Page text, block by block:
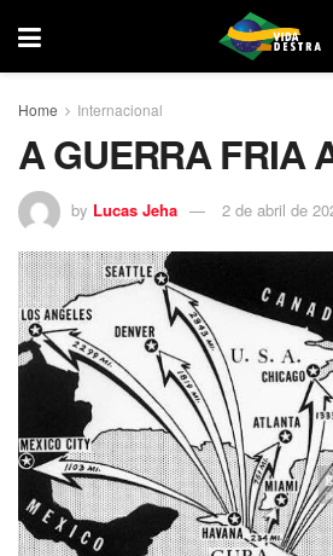
Home Internacional
A GUERRA FRIA
by Lucas Jeha 2 de abril de